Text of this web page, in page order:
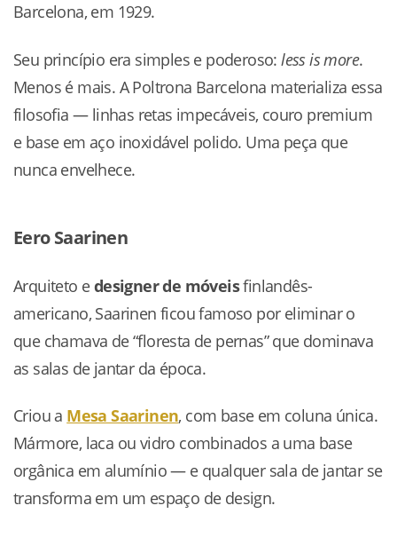
Barcelona, em 1929.
Seu princípio era simples e poderoso:less is more.
Menos é mais. A Poltrona Barcelona materializa essa
filosofia — linhas retas impecáveis, couro premium
e base em aço inoxidável polido. Uma peça que
nunca envelhece.
Eero Saarinen
Arquiteto edesigner de móveisfinlandês-
americano, Saarinen ficou famoso por eliminar o
que chamava de “floresta de pernas” que dominava
as salas de jantar da época.
Criou a Mesa Saarinen, com base em coluna única.
Mármore, laca ou vidro combinados a uma base
orgânica em alumínio — e qualquer sala de jantar se
transforma em um espaço de design.